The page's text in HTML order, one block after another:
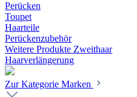
Perücken
Toupet
Haarteile
Perückenzubehör
Weitere Produkte Zweithaar
Haarverlängerung
Zur Kategorie Marken